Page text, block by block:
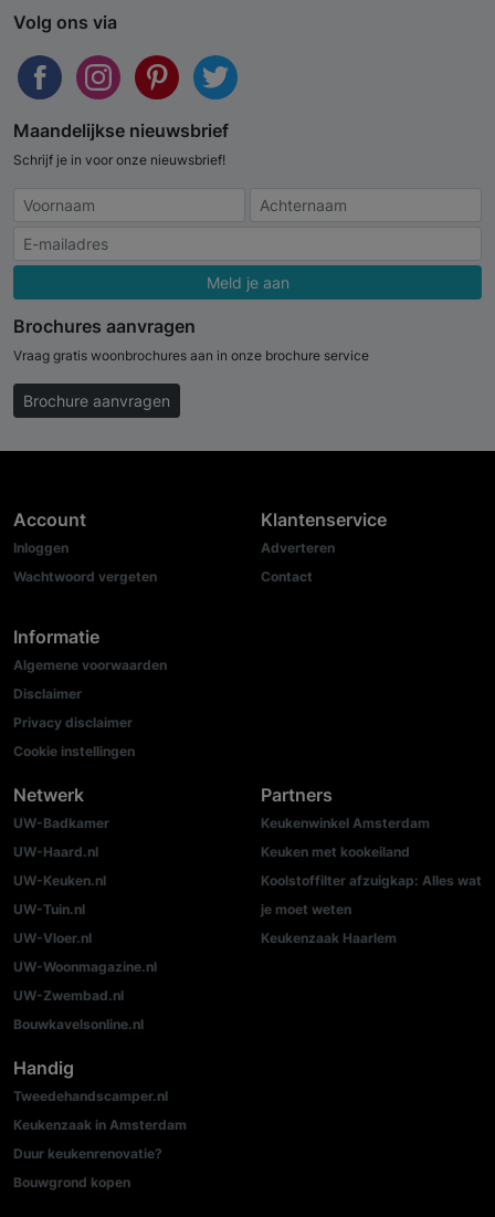
Volg ons via
Maandelijkse nieuwsbrief
Schrijf je in voor onze nieuwsbrief!
Meld je aan
Brochures aanvragen
Vraag gratis woonbrochures aan in onze brochure service
Brochure aanvragen
Account
Inloggen
Wachtwoord vergeten
Informatie
Algemene voorwaarden
Disclaimer
Privacy disclaimer
Cookie instellingen
Klantenservice
Adverteren
Contact
Netwerk
UW-Badkamer
UW-Haard.nl
UW-Keuken.nl
UW-Tuin.nl
UW-Vloer.nl
UW-Woonmagazine.nl
UW-Zwembad.nl
Bouwkavelsonline.nl
Partners
Keukenwinkel Amsterdam
Keuken met kookeiland
Koolstoffilter afzuigkap: Alles wat
je moet weten
Keukenzaak Haarlem
Handig
Tweedehandscamper.nl
Keukenzaak in Amsterdam
Duur keukenrenovatie?
Bouwgrond kopen